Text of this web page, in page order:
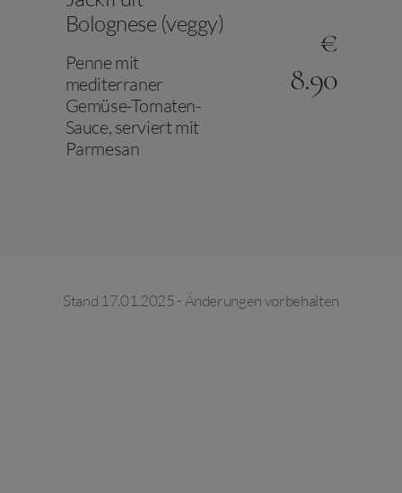
Bolognese (veggy)
Penne mit
mediterraner
Gemüse-Tomaten-
Sauce, serviert mit
Parmesan
€
8.90
Stand 17.01.2025 - Änderungen vorbehalten